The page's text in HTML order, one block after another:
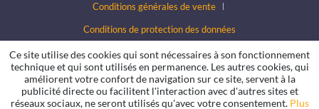
Conditions générales de vente
Conditions de protection des données
Ce site utilise des cookies qui sont nécessaires à son fonctionnement
technique et qui sont utilisés en permanence. Les autres cookies, qui
améliorent votre confort de navigation sur ce site, servent à la
publicité directe ou facilitent l'interaction avec d'autres sites et
réseaux sociaux, ne seront utilisés qu'avec votre consentement. Plus